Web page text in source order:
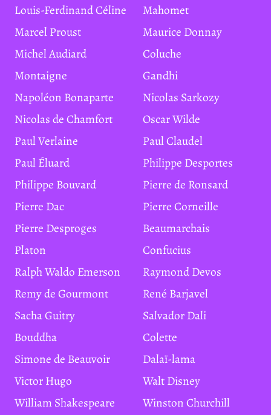
Louis-Ferdinand Céline
Mahomet
Marcel Proust
Maurice Donnay
Michel Audiard
Coluche
Montaigne
Gandhi
Napoléon Bonaparte
Nicolas Sarkozy
Nicolas de Chamfort
Oscar Wilde
Paul Verlaine
Paul Claudel
Paul Éluard
Philippe Desportes
Philippe Bouvard
Pierre de Ronsard
Pierre Dac
Pierre Corneille
Pierre Desproges
Beaumarchais
Platon
Confucius
Ralph Waldo Emerson
Raymond Devos
Remy de Gourmont
René Barjavel
Sacha Guitry
Salvador Dali
Bouddha
Colette
Simone de Beauvoir
Dalaï-lama
Victor Hugo
Walt Disney
William Shakespeare
Winston Churchill